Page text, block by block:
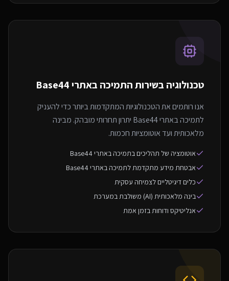
טכנולוגיה בשירות התמיכה באתרי Base44
אנו רותמים את הטכנולוגיות המתקדמות ביותר כדי להעניק
לתמיכה באתרי Base44 יתרון תחרותי מובהק. מבינה
מלאכותית ועד אוטומציות חכמות.
אוטומציה של תהליכים בתמיכה באתרי Base44
אבטחת מידע מתקדמת לתמיכה באתרי Base44
כלים דיגיטליים לצמיחה עסקית
בינה מלאכותית (AI) משולבת במערכת
אנליטיקס ודוחות בזמן אמת